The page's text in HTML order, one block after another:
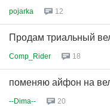
pojarka 12
Продам триальный
Comp_Rider 18
поменяю айфон на
--Dima-- 20